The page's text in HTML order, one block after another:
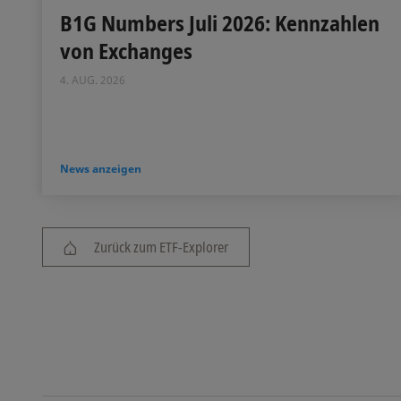
B1G Numbers Juli 2026: Kennzahlen
von Exchanges
4. AUG. 2026
News anzeigen
Zurück zum ETF-Explorer